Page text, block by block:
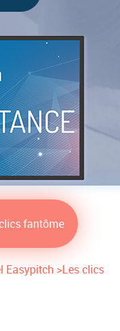
fantôme
Easypitch >Les clics